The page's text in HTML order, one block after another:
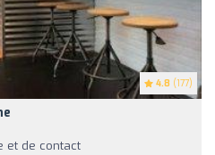
4.8 (177)
et de contact